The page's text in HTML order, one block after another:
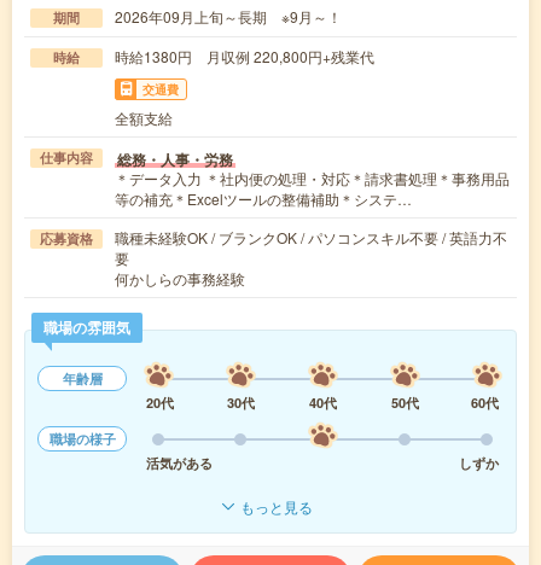
期間 2026年09月上旬～長期 ※9月～！
時給 時給1380円 月収例 220,800円+残業代
交通費
全額支給
仕事内容 総務・人事・労務
＊データ入力 ＊社内便の処理・対応＊請求書処理＊事務用品
等の補充＊Excelツールの整備補助＊システ…
応募資格
職種未経験OK / ブランクOK / パソコンスキル不要 / 英語力不
要
何かしらの事務経験
職場の雰囲気
年齢層
20代
30代 40代 50代
60代
職場の様子
活気がある
しずか
もっと見る